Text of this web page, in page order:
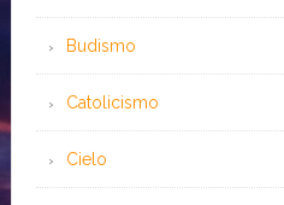
Budismo
Catolicismo
Cielo